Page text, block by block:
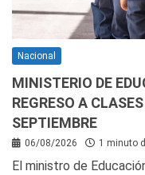
Nacional
MINISTERIO DE
REGRESO A
SEPTIEMBRE
06/08/2026 1 minuto
El ministro de